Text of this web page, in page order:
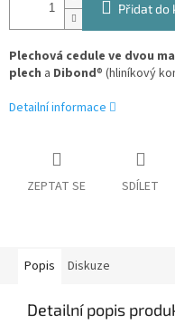
Přidat do
Plechová cedule ve dvou
plech a Dibond® (hliníkový
Detailní informace
ZEPTAT SE SDÍLET
Popis Diskuze
Detailní popis